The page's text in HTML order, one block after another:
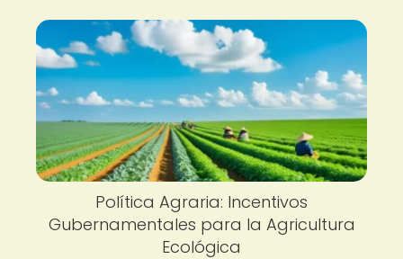
Política Agraria: Incentivos
Gubernamentales para la Agricultura
Ecológica